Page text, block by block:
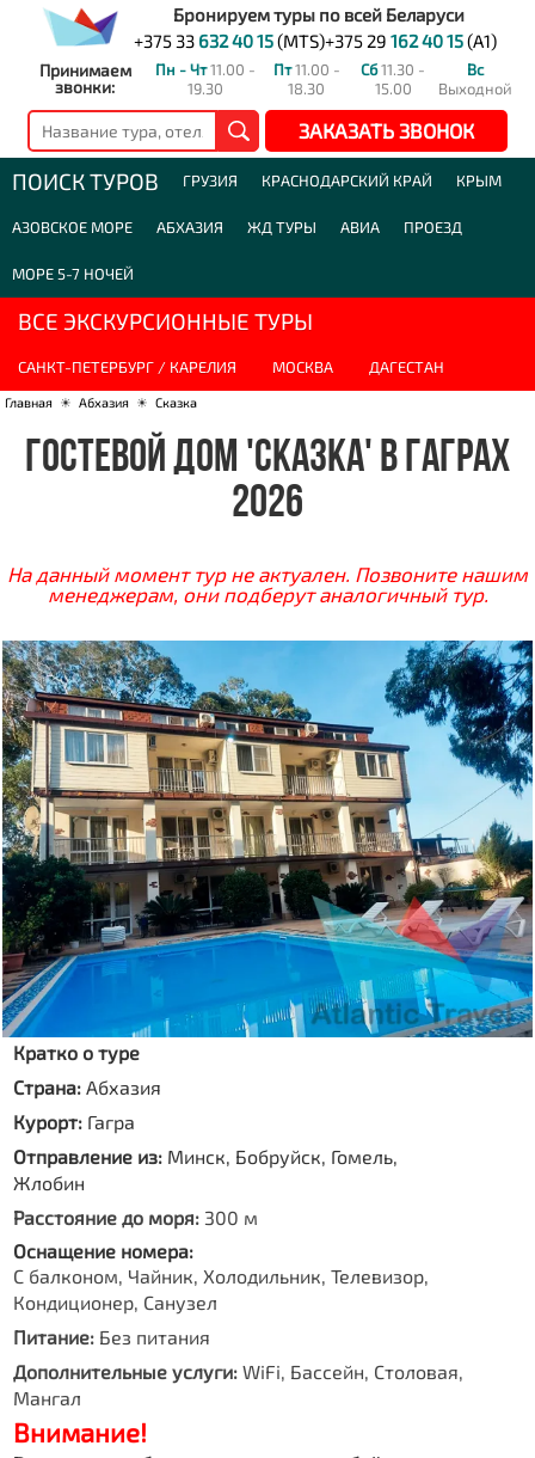
Бронируем туры по всей Беларуси
+375 33 632 40 15(MTS)+375 29 162 40 15(A1)
Принимаем
звонки:
Пн - Чт11.00 -
19.30
Пт11.00 -
18.30
Сб11.30 -
15.00
Вс
Выходной
ЗАКАЗАТЬ ЗВОНОК
ПОИСК ТУРОВ ГРУЗИЯ КРАСНОДАРСКИЙ КРАЙ КРЫМ
АЗОВСКОЕ МОРЕ АБХАЗИЯ ЖД ТУРЫ АВИА ПРОЕЗД
МОРЕ 5-7 НОЧЕЙ
ВСЕ ЭКСКУРСИОННЫЕ ТУРЫ
САНКТ-ПЕТЕРБУРГ / КАРЕЛИЯ МОСКВА ДАГЕСТАН
Главная ☀ Абхазия ☀ Сказка
ГОСТЕВОЙ ДОМ 'СКАЗКА' В ГАГРАХ
2026
На данный момент тур не актуален. Позвоните нашим
менеджерам, они подберут аналогичный тур.
Кратко о туре
Страна:Абхазия
Курорт: Гагра
Отправление из: Минск, Бобруйск, Гомель,
Жлобин
Расстояние до моря: 300 м
Оснащение номера:
С балконом, Чайник, Холодильник, Телевизор,
Кондиционер, Санузел
Питание: Без питания
Дополнительные услуги: WiFi, Бассейн, Столовая,
Мангал
Внимание!